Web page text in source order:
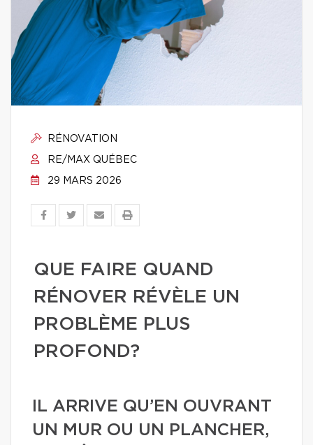
RÉNOVATION
RE/MAX QUÉBEC
29 MARS 2026
QUE FAIRE QUAND
RÉNOVER RÉVÈLE UN
PROBLÈME PLUS
PROFOND?
IL ARRIVE QU’EN OUVRANT
UN MUR OU UN PLANCHER,